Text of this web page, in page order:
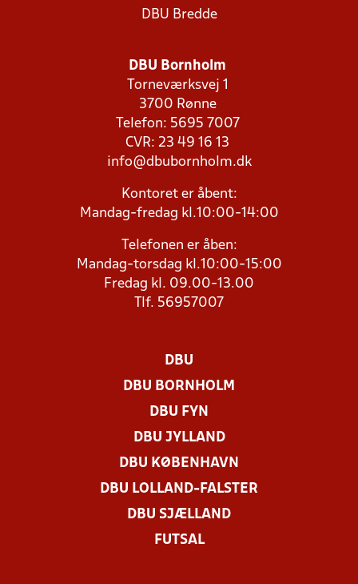
DBU Bredde
DBU Bornholm
Torneværksvej 1
3700 Rønne
Telefon: 5695 7007
CVR: 23 49 16 13
info@dbubornholm.dk
Kontoret er åbent:
Mandag-fredag kl.10:00-14:00
Telefonen er åben:
Mandag-torsdag kl.10:00-15:00
Fredag kl. 09.00-13.00
Tlf. 56957007
DBU
DBU BORNHOLM
DBU FYN
DBU JYLLAND
DBU KØBENHAVN
DBU LOLLAND-FALSTER
DBU SJÆLLAND
FUTSAL